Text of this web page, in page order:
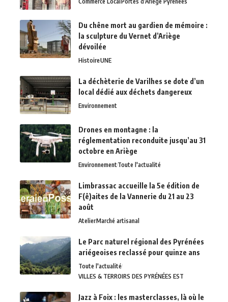
Du chêne mort au gardien de mémoire :
la sculpture du Vernet d’Ariège
dévoilée
HistoireUNE
La déchèterie de Varilhes se dote d’un
local dédié aux déchets dangereux
Environnement
Drones en montagne : la
réglementation reconduite jusqu’au 31
octobre en Ariège
EnvironnementToute l'actualité
Limbrassac accueille la 5e édition de
F(ê)aites de la Vannerie du 21 au 23
août
AtelierMarché artisanal
Le Parc naturel régional des Pyrénées
ariégeoises reclassé pour quinze ans
Toute l'actualité
VILLES & TERROIRS DES PYRÉNÉES EST
Jazz à Foix : les masterclasses, là où le